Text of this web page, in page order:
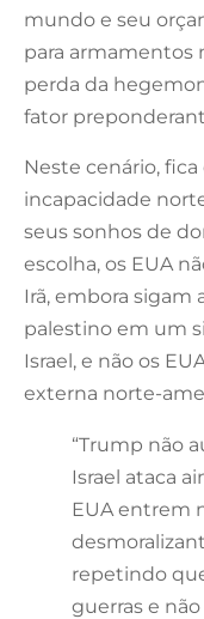
mundo e seu
para armamentos
perda da
fator
Neste cenário, fica
incapacidade
seus sonhos de
escolha, os EUA
Irã, embora sigam
palestino em um
Israel, e não os
externa norte-
“Trump não
Israel ataca
EUA entrem
repetindo
guerras e